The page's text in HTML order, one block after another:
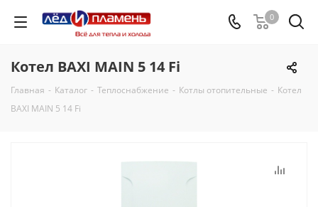
0
Котел BAXI MAIN 5 14 Fi
Главная - Каталог - Теплоснабжение - Котлы отопительные - Котел
BAXI MAIN 5 14 Fi